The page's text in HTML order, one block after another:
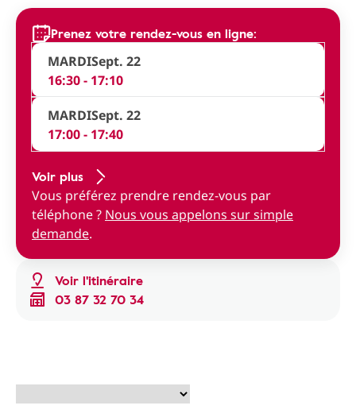
Voir l'itinéraire
03 87 32 70 34
Prenez votre rendez-vous en ligne:
MARDISept. 22
16:30 - 17:10
MARDISept. 22
17:00 - 17:40
Voir plus
Vous préférez prendre rendez-vous par
téléphone ? Nous vous appelons sur simple
demande.